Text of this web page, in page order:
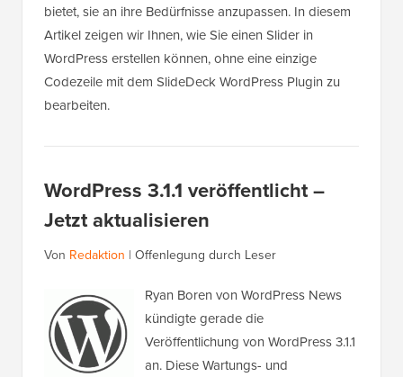
bietet, sie an ihre Bedürfnisse anzupassen. In diesem
Artikel zeigen wir Ihnen, wie Sie einen Slider in
WordPress erstellen können, ohne eine einzige
Codezeile mit dem SlideDeck WordPress Plugin zu
bearbeiten.
WordPress 3.1.1 veröffentlicht –
Jetzt aktualisieren
Von Redaktion | Offenlegung durch Leser
Ryan Boren von WordPress News
kündigte gerade die
Veröffentlichung von WordPress 3.1.1
an. Diese Wartungs- und